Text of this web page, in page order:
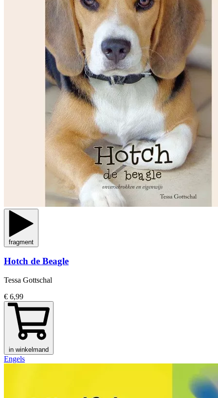
fragment
Hotch de Beagle
Tessa Gottschal
€ 6,99
in winkelmand
Engels